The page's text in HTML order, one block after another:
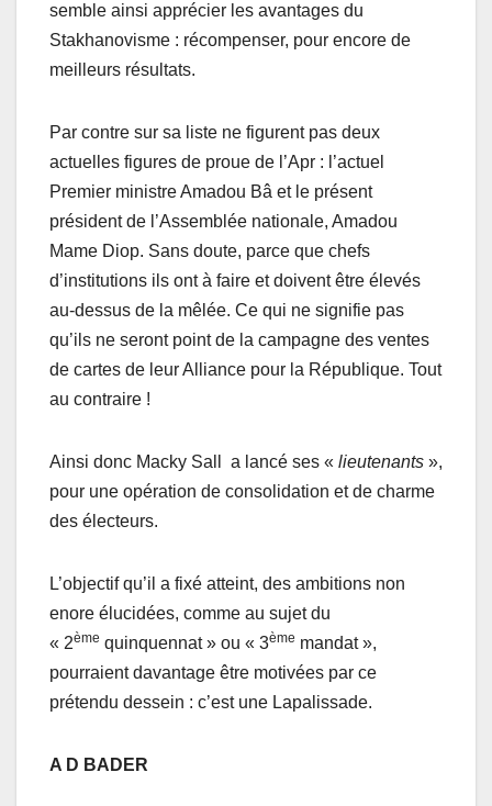
semble ainsi apprécier les avantages du
Stakhanovisme : récompenser, pour encore de
meilleurs résultats.
Par contre sur sa liste ne figurent pas deux
actuelles figures de proue de l’Apr : l’actuel
Premier ministre Amadou Bâ et le présent
président de l’Assemblée nationale, Amadou
Mame Diop. Sans doute, parce que chefs
d’institutions ils ont à faire et doivent être élevés
au-dessus de la mêlée. Ce qui ne signifie pas
qu’ils ne seront point de la campagne des ventes
de cartes de leur Alliance pour la République. Tout
au contraire !
Ainsi donc Macky Sall a lancé ses « lieutenants »,
pour une opération de consolidation et de charme
des électeurs.
L’objectif qu’il a fixé atteint, des ambitions non
enore élucidées, comme au sujet du
« 2ème quinquennat » ou « 3ème mandat »,
pourraient davantage être motivées par ce
prétendu dessein : c’est une Lapalissade.
A D BADER